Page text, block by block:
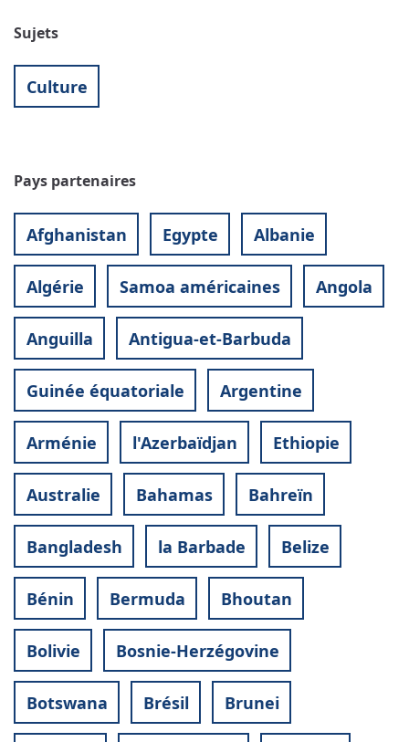
Sujets
Culture
Pays partenaires
Afghanistan Egypte Albanie
Algérie Samoa américaines Angola
Anguilla Antigua-et-Barbuda
Guinée équatoriale Argentine
Arménie l'Azerbaïdjan Ethiopie
Australie Bahamas Bahreïn
Bangladesh la Barbade Belize
Bénin Bermuda Bhoutan
Bolivie Bosnie-Herzégovine
Botswana Brésil Brunei